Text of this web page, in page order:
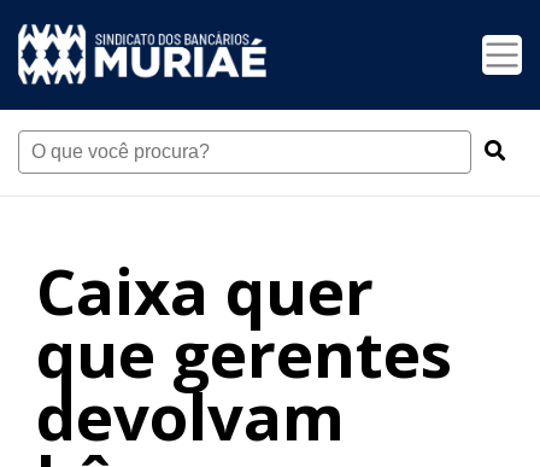
Caixa quer
que gerentes
devolvam